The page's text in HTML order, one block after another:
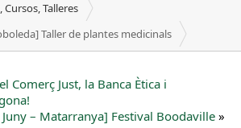
Cursos, Talleres
Taller de plantes medicinals
Comerç Just, la Banca Ètica i
– Matarranya] Festival Boodaville »